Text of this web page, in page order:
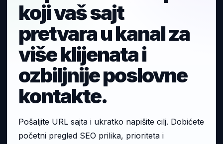
koji vaš sajt
pretvara u kanal za
više klijenata i
ozbiljnije poslovne
kontakte.
Pošaljite URL sajta i ukratko napišite cilj. Dobićete
početni pregled SEO prilika, prioriteta i